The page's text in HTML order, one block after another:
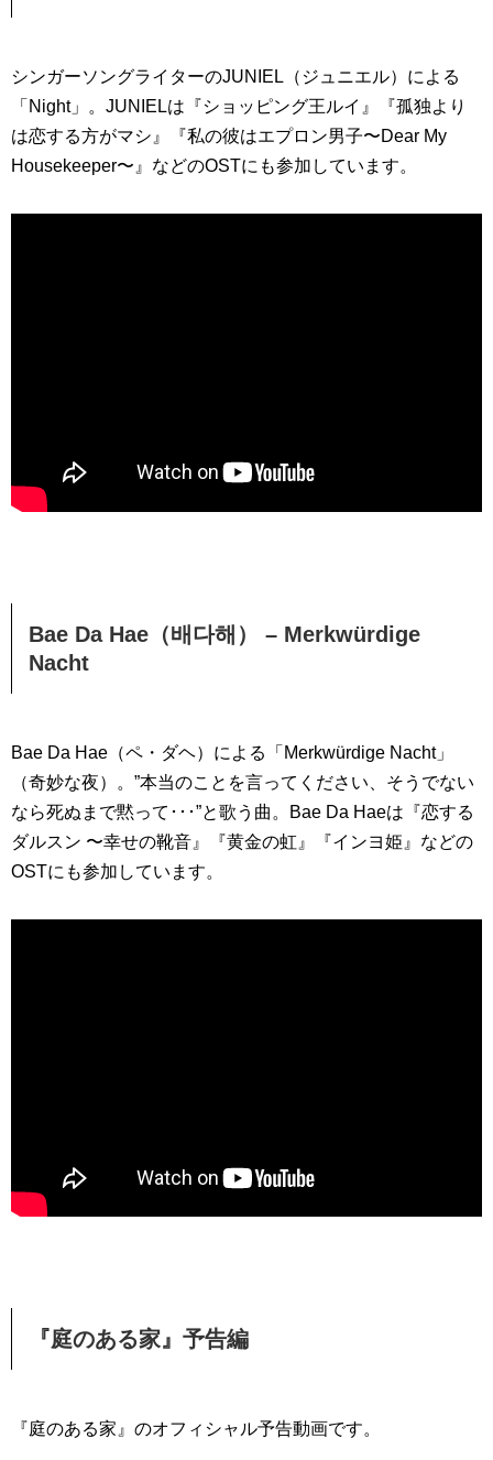
シンガーソングライターのJUNIEL（ジュニエル）による
「Night」。JUNIELは『ショッピング王ルイ』『孤独より
は恋する方がマシ』『私の彼はエプロン男子〜Dear My
Housekeeper〜』などのOSTにも参加しています。
Bae Da Hae（배다해） – Merkwürdige
Nacht
Bae Da Hae（ペ・ダヘ）による「Merkwürdige Nacht」
（奇妙な夜）。”本当のことを言ってください、そうでない
なら死ぬまで黙って･･･”と歌う曲。Bae Da Haeは『恋する
ダルスン 〜幸せの靴音』『黄金の虹』『インヨ姫』などの
OSTにも参加しています。
『庭のある家』予告編
『庭のある家』のオフィシャル予告動画です。